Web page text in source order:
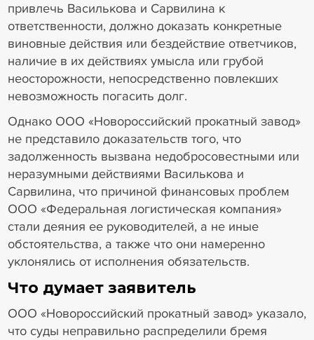
привлечь Василькова и Сарвилина к
ответственности, должно доказать конкретные
виновные действия или бездействие ответчиков,
наличие в их действиях умысла или грубой
неосторожности, непосредственно повлекших
невозможность погасить долг.
Однако ООО «Новороссийский прокатный завод»
не представило доказательств того, что
задолженность вызвана недобросовестными или
неразумными действиями Василькова и
Сарвилина, что причиной финансовых проблем
ООО «Федеральная логистическая компания»
стали деяния ее руководителей, а не иные
обстоятельства, а также что они намеренно
уклонялись от исполнения обязательств.
Что думает заявитель
ООО «Новороссийский прокатный завод» указало,
что суды неправильно распределили бремя